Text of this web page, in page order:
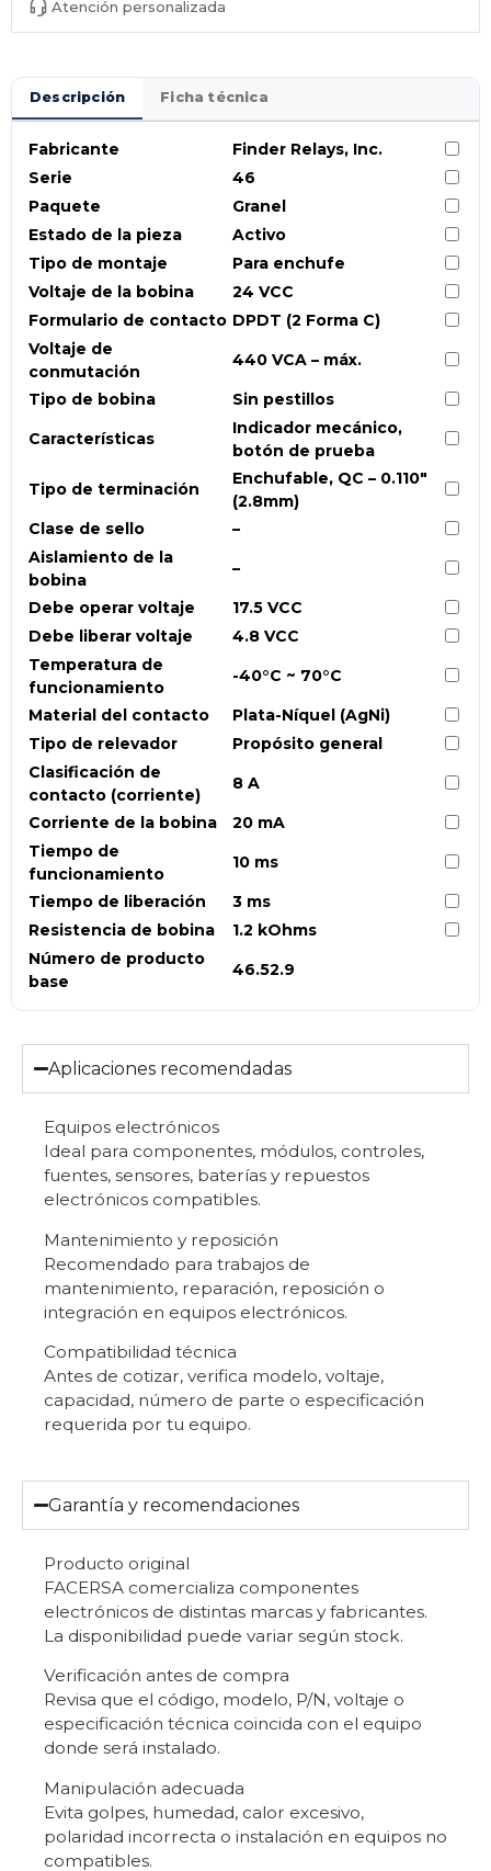
Atención personalizada
Descripción Ficha técnica
Fabricante
Finder Relays, Inc.
Serie
46
Paquete
Granel
Estado de la pieza
Activo
Tipo de montaje
Para enchufe
Voltaje de la bobina
24 VCC
Formulario de contacto DPDT (2 Forma C)
Voltaje de
conmutación
440 VCA – máx.
Tipo de bobina
Sin pestillos
Características
Indicador mecánico,
botón de prueba
Tipo de terminación
Enchufable, QC – 0.110″
(2.8mm)
Clase de sello
–
Aislamiento de la
bobina
–
Debe operar voltaje
17.5 VCC
Debe liberar voltaje
4.8 VCC
Temperatura de
funcionamiento
-40°C ~ 70°C
Material del contacto
Plata-Níquel (AgNi)
Tipo de relevador
Propósito general
Clasificación de
contacto (corriente)
8 A
Corriente de la bobina
20 mA
Tiempo de
funcionamiento
10 ms
Tiempo de liberación
3 ms
Resistencia de bobina
1.2 kOhms
Número de producto
base
46.52.9
Aplicaciones recomendadas
Equipos electrónicos
Ideal para componentes, módulos, controles,
fuentes, sensores, baterías y repuestos
electrónicos compatibles.
Mantenimiento y reposición
Recomendado para trabajos de
mantenimiento, reparación, reposición o
integración en equipos electrónicos.
Compatibilidad técnica
Antes de cotizar, verifica modelo, voltaje,
capacidad, número de parte o especificación
requerida por tu equipo.
Garantía y recomendaciones
Producto original
FACERSA comercializa componentes
electrónicos de distintas marcas y fabricantes.
La disponibilidad puede variar según stock.
Verificación antes de compra
Revisa que el código, modelo, P/N, voltaje o
especificación técnica coincida con el equipo
donde será instalado.
Manipulación adecuada
Evita golpes, humedad, calor excesivo,
polaridad incorrecta o instalación en equipos no
compatibles.